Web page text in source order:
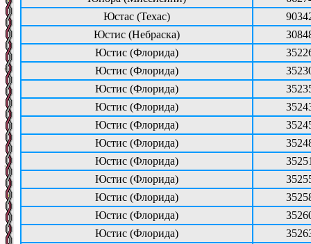
Юстас (Техас)
Юстис (Небраска)
Юстис (Флорида)
Юстис (Флорида)
Юстис (Флорида)
Юстис (Флорида)
Юстис (Флорида)
Юстис (Флорида)
Юстис (Флорида)
Юстис (Флорида)
Юстис (Флорида)
Юстис (Флорида)
Юстис (Флорида)